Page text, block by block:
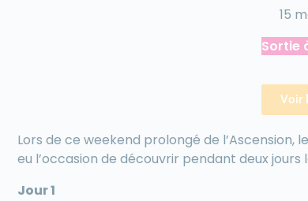
15
Sortie
Voir
Lors de ce weekend prolongé de
eu l’occasion de découvrir pendant deux
Jour 1